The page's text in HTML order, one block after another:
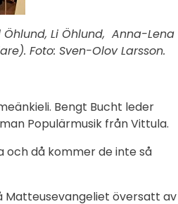
Öhlund, Li Öhlund, Anna-Lena
Foto: Sven-Olov Larsson.
Bengt Bucht leder
Populärmusik från Vittula.
och då kommer de inte så
Matteusevangeliet översatt av